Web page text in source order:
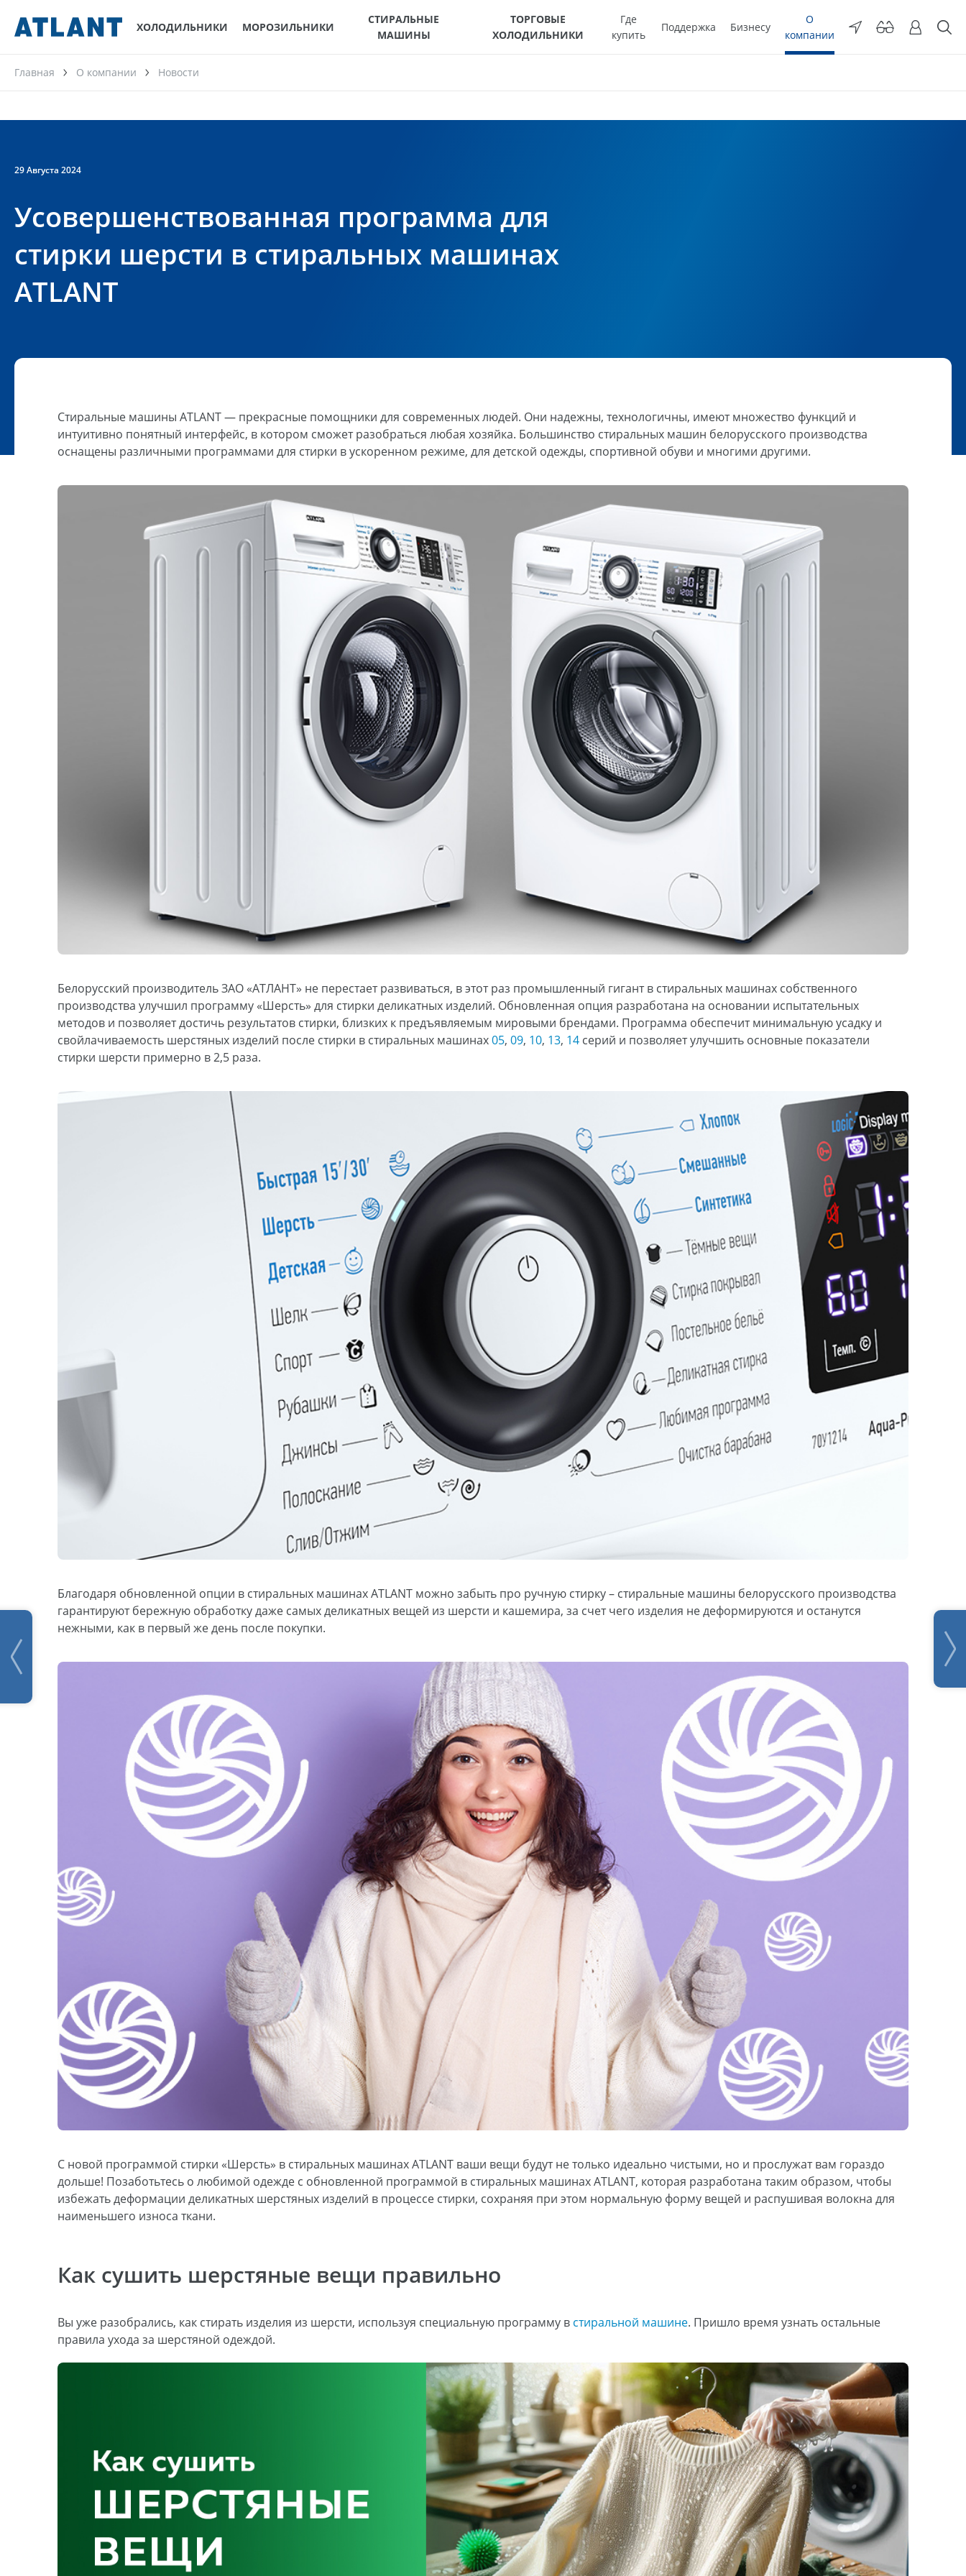
ХОЛОДИЛЬНИКИ МОРОЗИЛЬНИКИ
СТИРАЛЬНЫЕ
МАШИНЫ
ТОРГОВЫЕ
ХОЛОДИЛЬНИКИ
Где
купить
Поддержка Бизнесу
О
компании
Главная О компании Новости
29 Августа 2024
Усовершенствованная программа для
стирки шерсти в стиральных машинах
ATLANT
Стиральные машины ATLANT — прекрасные помощники для современных людей. Они надежны, технологичны, имеют множество функций и
интуитивно понятный интерфейс, в котором сможет разобраться любая хозяйка. Большинство стиральных машин белорусского производства
оснащены различными программами для стирки в ускоренном режиме, для детской одежды, спортивной обуви и многими другими.
Белорусский производитель ЗАО «АТЛАНТ» не перестает развиваться, в этот раз промышленный гигант в стиральных машинах собственного
производства улучшил программу «Шерсть» для стирки деликатных изделий. Обновленная опция разработана на основании испытательных
методов и позволяет достичь результатов стирки, близких к предъявляемым мировыми брендами. Программа обеспечит минимальную усадку и
свойлачиваемость шерстяных изделий после стирки в стиральных машинах05, 09, 10, 13, 14 серий и позволяет улучшить основные показатели
стирки шерсти примерно в 2,5 раза.
Благодаря обновленной опции в стиральных машинах ATLANT можно забыть про ручную стирку – стиральные машины белорусского производства
гарантируют бережную обработку даже самых деликатных вещей из шерсти и кашемира, за счет чего изделия не деформируются и останутся
нежными, как в первый же день после покупки.
С новой программой стирки «Шерсть» в стиральных машинах ATLANT ваши вещи будут не только идеально чистыми, но и прослужат вам гораздо
дольше! Позаботьтесь о любимой одежде с обновленной программой в стиральных машинах ATLANT, которая разработана таким образом, чтобы
избежать деформации деликатных шерстяных изделий в процессе стирки, сохраняя при этом нормальную форму вещей и распушивая волокна для
наименьшего износа ткани.
Как сушить шерстяные вещи правильно
Вы уже разобрались, как стирать изделия из шерсти, используя специальную программу в стиральной машине. Пришло время узнать остальные
правила ухода за шерстяной одеждой.